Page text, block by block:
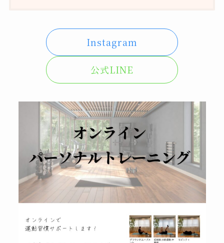
Instagram
公式LINE